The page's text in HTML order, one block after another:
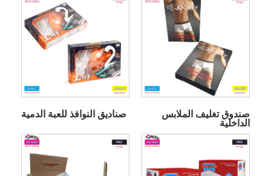
صناديق النوافذ للعبة الدمية
صندوق تغليف الملابس
الداخلية